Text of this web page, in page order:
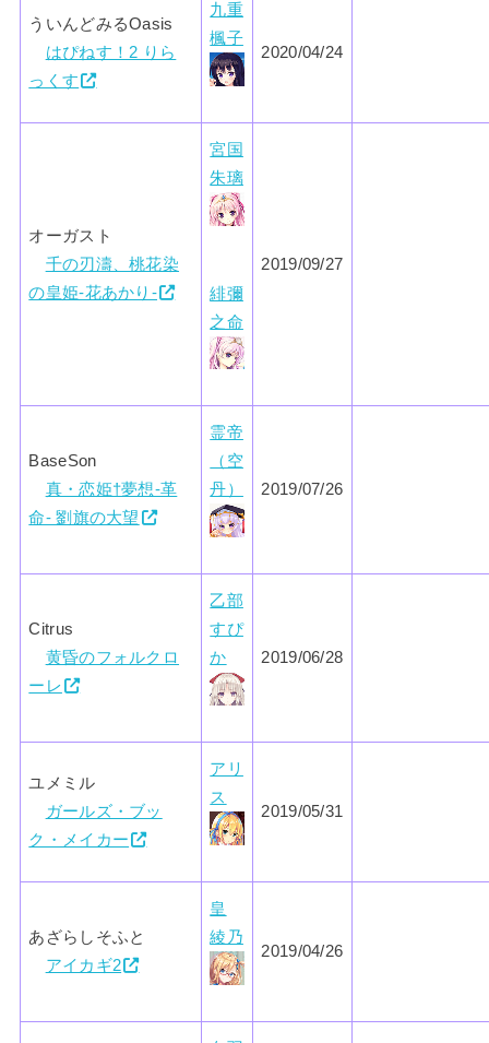
ういんどみるOasis
はぴねす！2 りら
っくす
九重
楓子
2020/04/24
オーガスト
千の刃濤、桃花染
の皇姫‐花あかり‐
宮国
朱璃
緋彌
之命
2019/09/27
BaseSon
真・恋姫†夢想-革
命- 劉旗の大望
霊帝
（空
丹）
2019/07/26
Citrus
黄昏のフォルクロ
ーレ
乙部
すぴ
か
2019/06/28
ユメミル
ガールズ・ブッ
ク・メイカー
アリ
ス
2019/05/31
あざらしそふと
アイカギ2
皇
綾乃
2019/04/26